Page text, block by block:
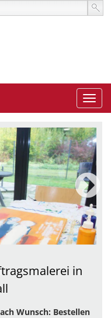
in
Wunsch: Bestellen